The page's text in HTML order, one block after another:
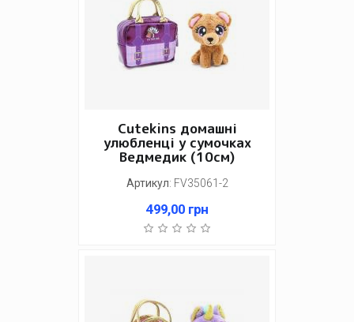
Cutekins домашні
улюбленці у сумочках
Ведмедик (10см)
Артикул: FV35061-2
499,00 грн